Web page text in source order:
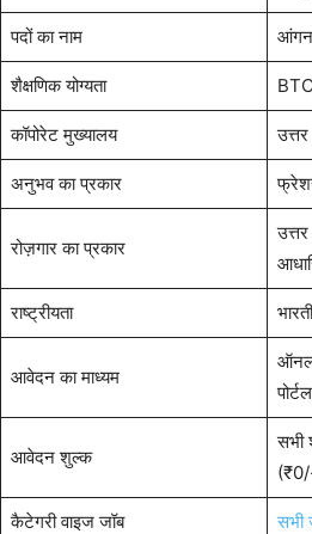
पदों का नाम
शैक्षणिक योग्यता
कॉपोरेट मुख्यालय
अनुभव का प्रकार
रोज़गार का प्रकार
राष्ट्रीयता
आवेदन का माध्यम
आवेदन शुल्क
सभी
कैटेगरी वाइज जॉब सभी